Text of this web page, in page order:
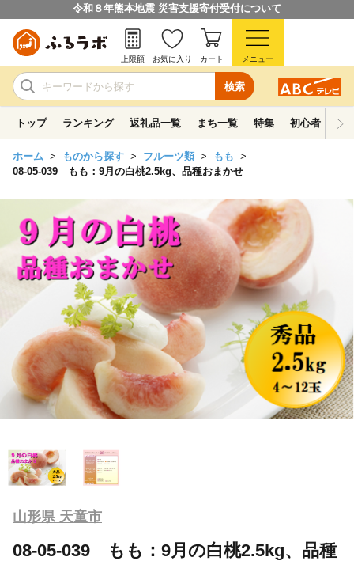
令和８年熊本地震 災害支援寄付受付について
検索
上限額 お気に入り カート メニュー
トップ ランキング 返礼品一覧 まち一覧 特集 初心者ガイド
ホーム ものから探す フルーツ類
もも
08-05-039 もも：9月の白桃2.5kg、品種おまかせ
山形県 天童市
08-05-039 もも：9月の白桃2.5kg、品種